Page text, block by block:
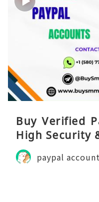
Buy Verified
High Security
paypal